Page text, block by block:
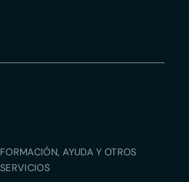
FORMACIÓN, AYUDA Y OTROS
SERVICIOS